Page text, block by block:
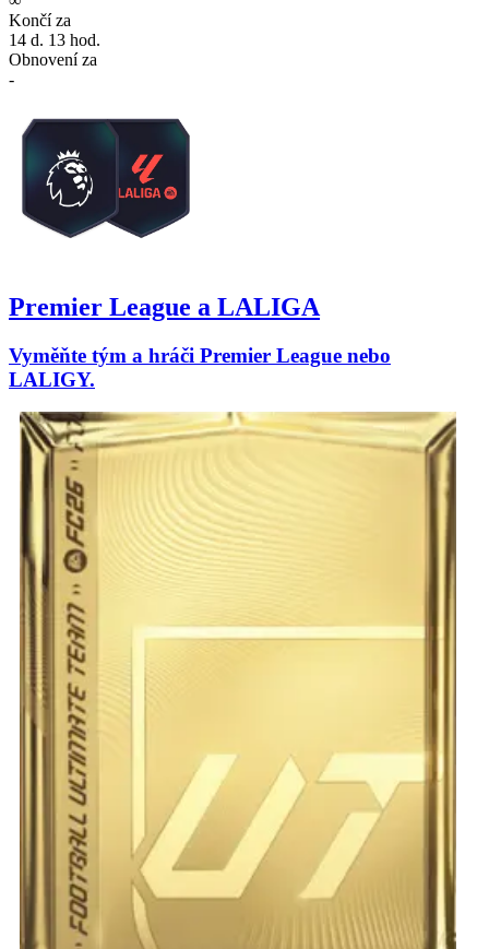
Končí za
14 d. 13 hod.
Obnovení za
-
Premier League a LALIGA
Vyměňte tým a hráči Premier League nebo
LALIGY.